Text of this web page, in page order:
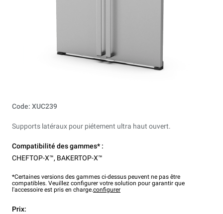
Code: XUC239
Supports latéraux pour piétement ultra haut ouvert.
Compatibilité des gammes* :
CHEFTOP-X™, BAKERTOP-X™
*Certaines versions des gammes ci-dessus peuvent ne pas être
compatibles. Veuillez configurer votre solution pour garantir que
l'accessoire est pris en charge.configurer
Prix: